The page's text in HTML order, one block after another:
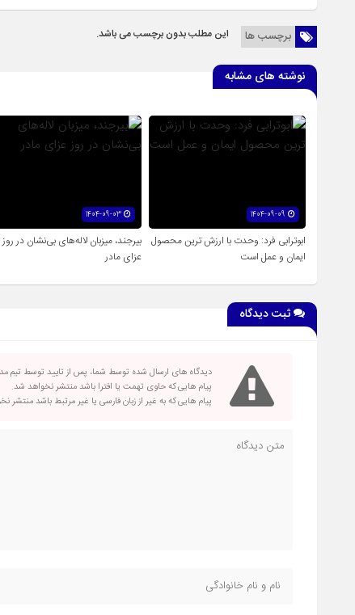
برچسب ها این مطلب بدون برچسب می باشد.
نوشته های مشابه
ابوترابی فرد: وحدت با ارزش ترین محصول
ایمان و عمل است
1404-09-03
بیرجند، میزبان لاله‌های بی‌نشان در روز
عزای مادر
ثبت دیدگاه
دیدگاه های ارسال شده توسط شما، پس از تایید توسط تیم
پیام هایی که حاوی تهمت یا افترا باشد منتشر نخواهد شد.
پیام هایی که به غیر از زبان فارسی یا غیر مرتبط باشد منتشر